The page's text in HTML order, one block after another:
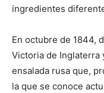
ingredientes
En octubre de 1844,
Victoria de Inglaterra
ensalada rusa que,
la que se conoce